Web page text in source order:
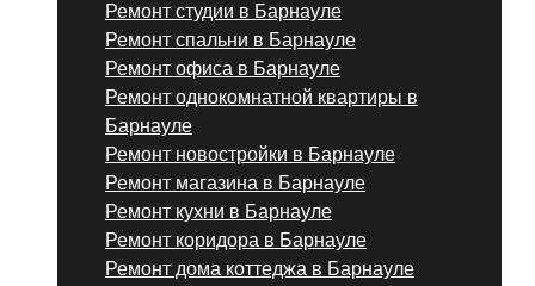
Ремонт студии в Барнауле
Ремонт спальни в Барнауле
Ремонт офиса в Барнауле
Ремонт однокомнатной квартиры в
Барнауле
Ремонт новостройки в Барнауле
Ремонт магазина в Барнауле
Ремонт кухни в Барнауле
Ремонт коридора в Барнауле
Ремонт дома коттеджа в Барнауле